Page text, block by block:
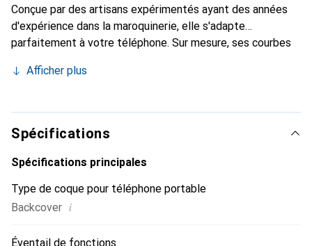
Conçue par des artisans expérimentés ayant des années
d'expérience dans la maroquinerie, elle s'adapte
parfaitement à votre téléphone. Sur mesure, ses courbes
devient l'accessoire chic et indispensable pour votre
produits de haute qualité, la marque Noreve est un choix
fiable pour une clientèle exigeante.
Afficher plus
Spécifications
Spécifications principales
Type de coque pour téléphone portable
Backcover i
Éventail de fonctions